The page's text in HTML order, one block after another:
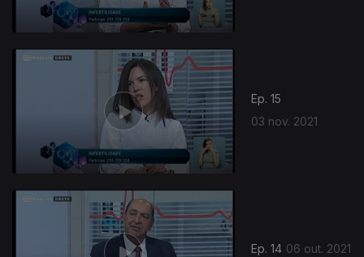
Ep. 15
03 nov. 2021
Ep. 14 06 out. 2021